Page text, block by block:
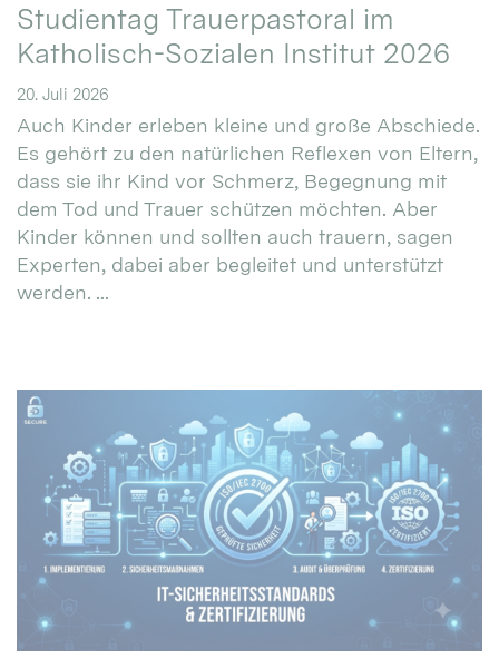
Studientag Trauerpastoral im
Katholisch-Sozialen Institut 2026
20. Juli 2026
Auch Kinder erleben kleine und große Abschiede.
Es gehört zu den natürlichen Reflexen von Eltern,
dass sie ihr Kind vor Schmerz, Begegnung mit
dem Tod und Trauer schützen möchten. Aber
Kinder können und sollten auch trauern, sagen
Experten, dabei aber begleitet und unterstützt
werden. ...